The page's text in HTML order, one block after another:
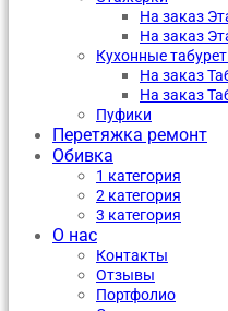
На заказ
На заказ
Кухонные
На заказ
На заказ
Пуфики
Перетяжка ремонт
Обивка
1 категория
2 категория
3 категория
О нас
Контакты
Отзывы
Портфолио